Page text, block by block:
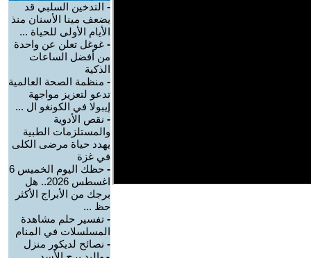
- التدخين السلبي قد
يضعف مينا الأسنان منذ
الأيام الأولى للحياة ...
- غوغل تعلن عن واحدة
من أفضل الساعات
الذكية
- منظمة الصحة العالمية
تدعو لتعزيز مواجهة
إيبولا في الكونغو ال ...
- نقص الأدوية
والمستلزمات الطبية
يهدد حياة مرضى الكلى
في غزة
-
حظك اليوم الخميس 6
اغسطس 2026.. هل
برجك من الأبراج الأكثر
حظ ...
- تفسير حلم مشاهدة
المسلسلات في المنام
- نصائح لديكور منزل